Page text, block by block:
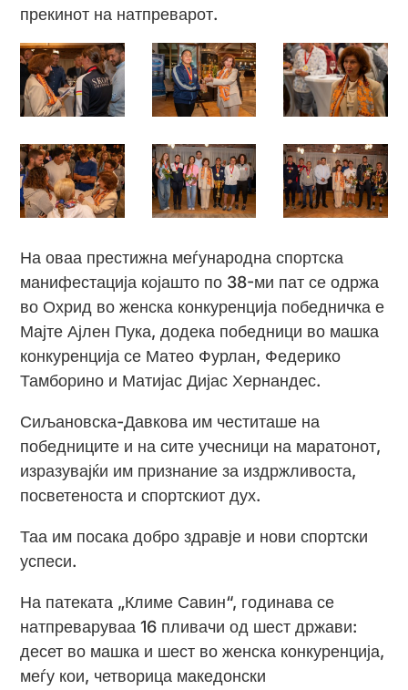
прекинот на натпреварот.
На оваа престижна меѓународна спортска
манифестација којашто по 38-ми пат се одржа
во Охрид во женска конкуренција победничка е
Мајте Ајлен Пука, додека победници во машка
конкуренција се Матео Фурлан, Федерико
Тамборино и Матијас Дијас Хернандес.
Сиљановска-Давкова им честиташе на
победниците и на сите учесници на маратонот,
изразувајќи им признание за издржливоста,
посветеноста и спортскиот дух.
Таа им посака добро здравје и нови спортски
успеси.
На патеката „Климе Савин“, годинава се
натпреваруваа 16 пливачи од шест држави:
десет во машка и шест во женска конкуренција,
меѓу кои, четворица македонски